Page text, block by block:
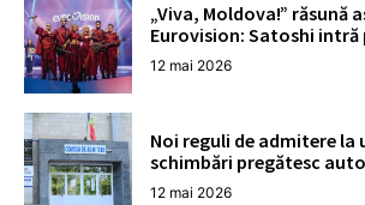
„Viva, Moldova!” răsună
Eurovision: Satoshi
12 mai 2026
Noi reguli de admitere la
schimbări pregătesc
12 mai 2026